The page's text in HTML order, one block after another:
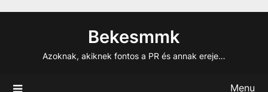
Bekesmmk
Azoknak, akiknek fontos a PR és annak ereje…
Menu